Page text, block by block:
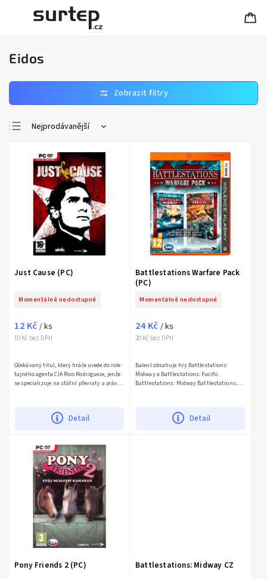
Eidos
Nejprodávanější
Nejdražší
Abecedně
Just Cause (PC)
Momentálně nedostupné
10 Kč bez DPH
12 Kč / ks
Detail
Očekávaný titul, který hráče uvede do role
tajného agenta CIA Rico Rodrigueze, jenže
se specializuje na státní převraty a právě o
Battlestations Warfare Pack
(PC)
Momentálně nedostupné
20 Kč bez DPH
24 Kč / ks
Detail
Balení obsahuje hry Battlestations:
Midway a Battlestations: Pacific .
Battlestations: Midway Battlestations:
Pony Friends 2 (PC) Battlestations: Midway CZ